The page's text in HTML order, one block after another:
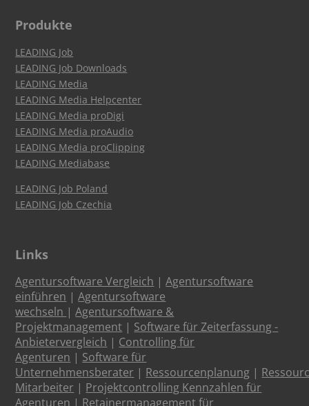
Produkte
LEADING Job
LEADING Job Downloads
LEADING Media
LEADING Media Helpcenter
LEADING Media proDigi
LEADING Media proAudio
LEADING Media proClipping
LEADING Mediabase
LEADING Job Poland
LEADING Job Czechia
Links
Agentursoftware Vergleich |Agentursoftware
einführen |Agentursoftware
wechseln |Agentursoftware &
Projektmanagement | Software für Zeiterfassung -
Anbietervergleich | Controlling für
Agenturen | Software für
Unternehmensberater | Ressourcenplanung |
Mitarbeiter | Projektcontrolling Kennzahlen für
Agenturen | Retainermanagement für